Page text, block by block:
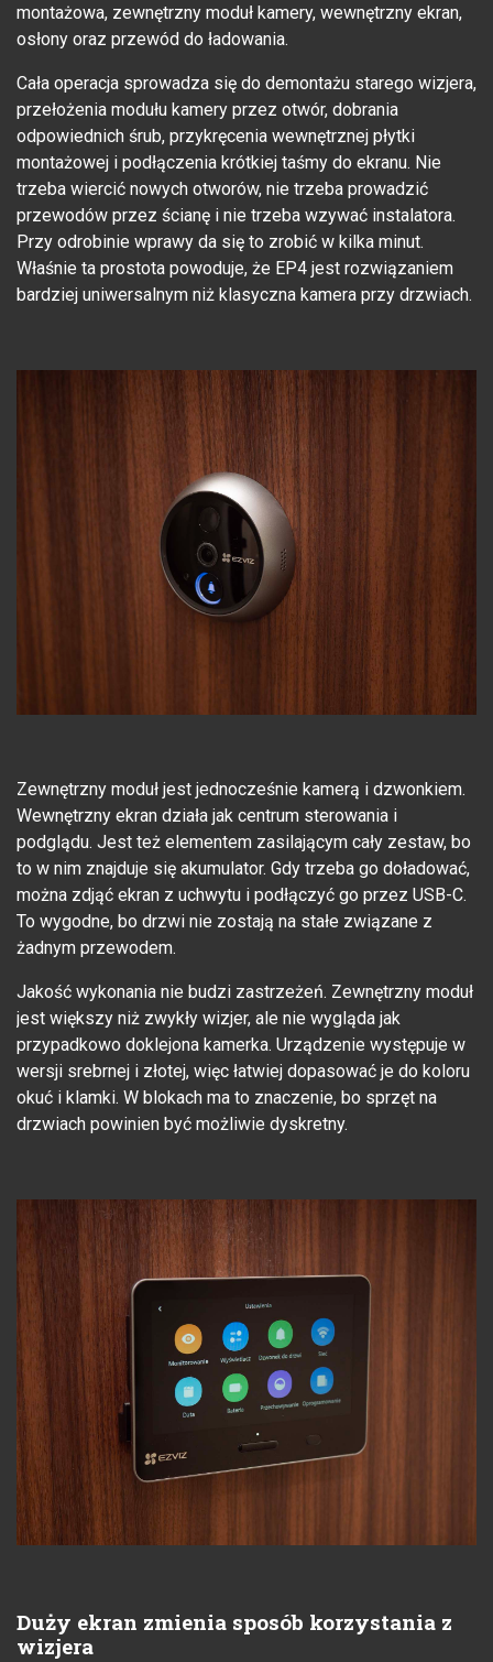
montażowa, zewnętrzny moduł kamery, wewnętrzny ekran,
osłony oraz przewód do ładowania.
Cała operacja sprowadza się do demontażu starego wizjera,
przełożenia modułu kamery przez otwór, dobrania
odpowiednich śrub, przykręcenia wewnętrznej płytki
montażowej i podłączenia krótkiej taśmy do ekranu. Nie
trzeba wiercić nowych otworów, nie trzeba prowadzić
przewodów przez ścianę i nie trzeba wzywać instalatora.
Przy odrobinie wprawy da się to zrobić w kilka minut.
Właśnie ta prostota powoduje, że EP4 jest rozwiązaniem
bardziej uniwersalnym niż klasyczna kamera przy drzwiach.
Zewnętrzny moduł jest jednocześnie kamerą i dzwonkiem.
Wewnętrzny ekran działa jak centrum sterowania i
podglądu. Jest też elementem zasilającym cały zestaw, bo
to w nim znajduje się akumulator. Gdy trzeba go doładować,
można zdjąć ekran z uchwytu i podłączyć go przez USB-C.
To wygodne, bo drzwi nie zostają na stałe związane z
żadnym przewodem.
Jakość wykonania nie budzi zastrzeżeń. Zewnętrzny moduł
jest większy niż zwykły wizjer, ale nie wygląda jak
przypadkowo doklejona kamerka. Urządzenie występuje w
wersji srebrnej i złotej, więc łatwiej dopasować je do koloru
okuć i klamki. W blokach ma to znaczenie, bo sprzęt na
drzwiach powinien być możliwie dyskretny.
Duży ekran zmienia sposób korzystania z
wizjera